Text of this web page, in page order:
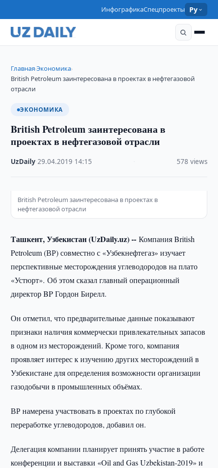
ИнфографикаСпецпроекты Ру
Главная›Экономика›
British Petroleum заинтересована в проектах в нефтегазовой
отрасли
ЭКОНОМИКА
British Petroleum заинтересована в
проектах в нефтегазовой отрасли
UzDaily ·29.04.2019 14:15 578 views
British Petroleum заинтересована в проектах в
нефтегазовой отрасли
Ташкент, Узбекистан (UzDaily.uz) --Компания British
Petroleum (ВР) совместно с «Узбекнефтегаз» изучает
перспективные месторождения углеводородов на плато
«Устюрт». Об этом сказал главный операционный
директор BP Гордон Бирелл.
Он отметил, что предварительные данные показывают
признаки наличия коммерчески привлекательных запасов
в одном из месторождений. Кроме того, компания
проявляет интерес к изучению других месторождений в
Узбекистане для определения возможности организации
газодобычи в промышленных объёмах.
ВР намерена участвовать в проектах по глубокой
переработке углеводородов, добавил он.
Делегация компании планирует принять участие в работе
конференции и выставки «Oil and Gas Uzbekistan-2019» и